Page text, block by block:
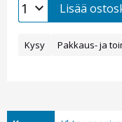
Lisää
Kysy Pakkaus- ja